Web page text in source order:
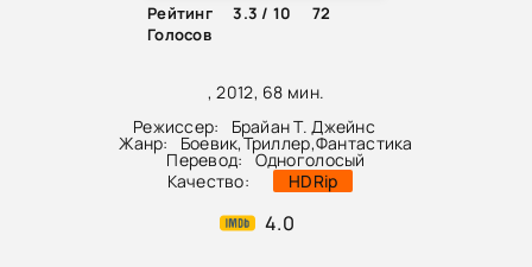
, 2012, 68 мин.
Режиссер:
Брайан Т. Джейнс
Жанр: Боевик,Триллер,Фантастика
Перевод:
Одноголосый
Качество:
HDRip
4.0
Рейтинг
3.3 / 10
72
Голосов